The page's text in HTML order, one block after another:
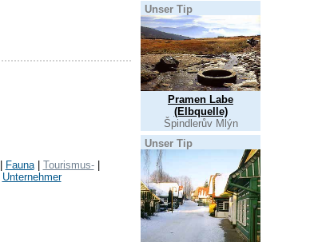
Fauna| Tourismus-|
Unternehmer
Unser Tip
Pramen Labe
(Elbquelle)
Špindlerův Mlýn
Unser Tip